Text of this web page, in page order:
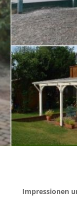
Impressionen